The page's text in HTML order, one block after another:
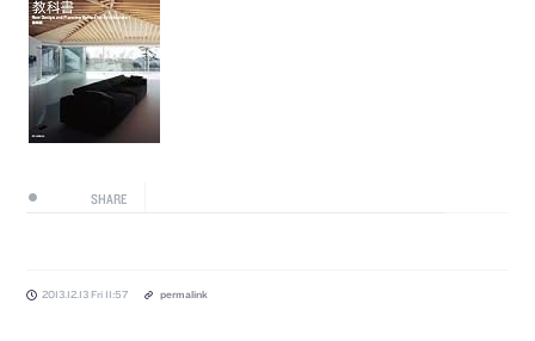
SHARE
2013.12.13 Fri 11:57 permalink